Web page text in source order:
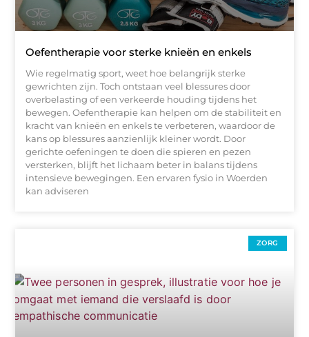
Oefentherapie voor sterke knieën en enkels
Wie regelmatig sport, weet hoe belangrijk sterke
gewrichten zijn. Toch ontstaan veel blessures door
overbelasting of een verkeerde houding tijdens het
bewegen. Oefentherapie kan helpen om de stabiliteit en
kracht van knieën en enkels te verbeteren, waardoor de
kans op blessures aanzienlijk kleiner wordt. Door
gerichte oefeningen te doen die spieren en pezen
versterken, blijft het lichaam beter in balans tijdens
intensieve bewegingen. Een ervaren fysio in Woerden
kan adviseren
ZORG